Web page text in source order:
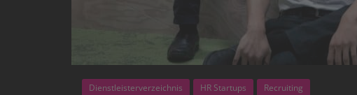
Dienstleisterverzeichnis HR Startups Recruiting